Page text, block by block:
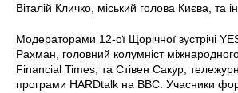
Віталій Кличко, міський голова Києва, та
Модераторами 12-ої Щорічної зустрічі
Рахман, головний колумніст
Financial Times, та Стівен Сакур,
програми HARDtalk на BBC. Учасники